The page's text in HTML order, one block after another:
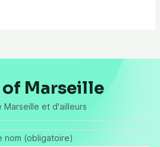
of Marseille
Marseille et d'ailleurs
nom (obligatoire)